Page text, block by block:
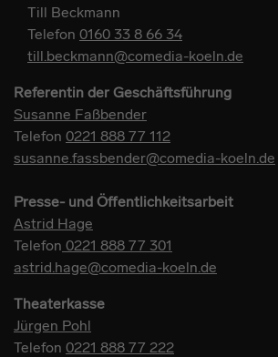
Till Beckmann
Telefon 0160 33 8 66 34
till.beckmann@comedia-koeln.de
Referentin der Geschäftsführung
Susanne Faßbender
Telefon 0221 888 77 112
susanne.fassbender@comedia-koeln.de
Presse- und Öffentlichkeitsarbeit
Astrid Hage
Telefon 0221 888 77 301
astrid.hage@comedia-koeln.de
Theaterkasse
Jürgen Pohl
Telefon 0221 888 77 222